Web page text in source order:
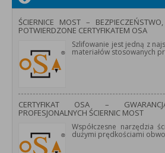
ŚCIERNICE MOST –
POTWIERDZONE CERTYFIKATEM OSA
Szlifowanie jest jedną z
materiałów stosowanych
CERTYFIKAT OSA –
PROFESJONALNYCH ŚCIERNIC MOST
Współczesne narzędzia
dużymi prędkościami